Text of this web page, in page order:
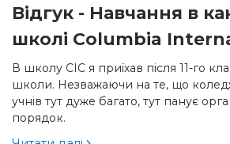
Відгук - Навчання в
школі Columbia
В школу CIC я приїхав після 11-го
школи. Незважаючи на те, що
учнів тут дуже багато, тут панує
порядок.